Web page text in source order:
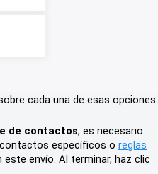
cada una de esas opciones:
de contactos, es necesario
específicos o reglas
este envío. Al terminar, haz clic